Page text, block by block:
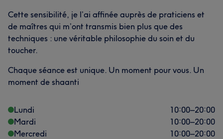
Cette sensibilité, je l’ai affinée auprès de praticiens et
de maîtres qui m’ont transmis bien plus que des
techniques : une véritable philosophie du soin et du
toucher.
Chaque séance est unique. Un moment pour vous. Un
moment de shaanti
Lundi 10:00–20:00
Mardi
10:00–20:00
Mercredi
10:00–20:00